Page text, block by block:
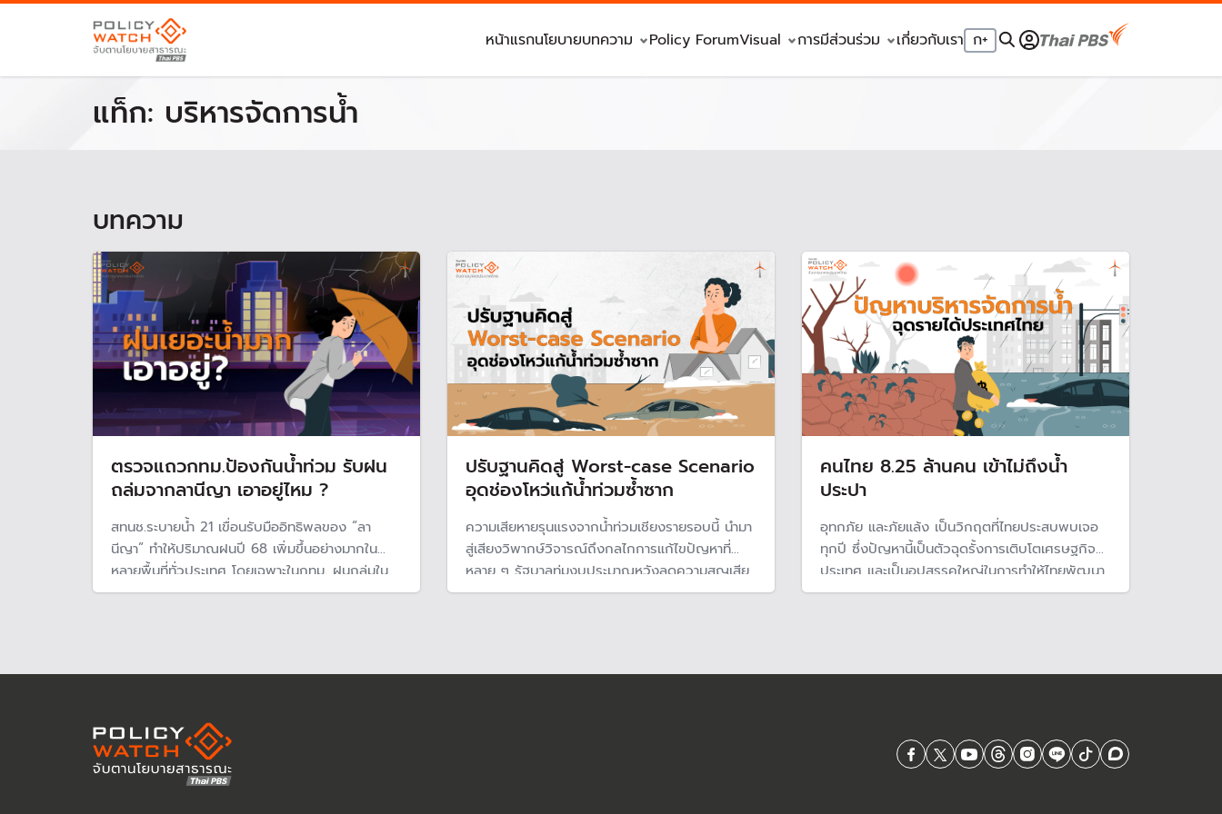
หน้าแรกนโยบายบทความ Policy ForumVisual การมีส่วนร่วม เกี่ยวกับเรา ก+
แท็ก: บริหารจัดการน้ำ
บทความ
ตรวจแถวกทม.ป้องกันน้ำท่วม รับฝน
ถล่มจากลานีญา เอาอยู่ไหม ?
สทนช.ระบายน้ำ 21 เขื่อนรับมืออิทธิพลของ “ลา
นีญา” ทำให้ปริมาณฝนปี 68 เพิ่มขึ้นอย่างมากใน
หลายพื้นที่ทั่วประเทศ โดยเฉพาะในกทม. ฝนถล่มใน
เดือน พ.ค. มีปริมาณมากกว่าค่าเฉลี่ย 30 ปี ขณะที่
ปรับฐานคิดสู่ Worst-case Scenario
อุดช่องโหว่แก้น้ำท่วมซ้ำซาก
ความเสียหายรุนแรงจากน้ำท่วมเชียงรายรอบนี้ นำมา
สู่เสียงวิพากษ์วิจารณ์ถึงกลไกการแก้ไขปัญหาที่
หลาย ๆ รัฐบาลทุ่มงบประมาณหวังลดความสูญเสีย
อย่างต่อเนื่อง แต่ในทางปฏิบัติยังพบปัญหาในหลาย
คนไทย 8.25 ล้านคน เข้าไม่ถึงน้ำ
ประปา
อุทกภัย และภัยแล้ง เป็นวิกฤตที่ไทยประสบพบเจอ
ทุกปี ซึ่งปัญหานี้เป็นตัวฉุดรั้งการเติบโตเศรษฐกิจ
ประเทศ และเป็นอุปสรรคใหญ่ในการทำให้ไทยพัฒนา
เป็นประเทศที่มีรายได้สูงในอนาคต รายงาน